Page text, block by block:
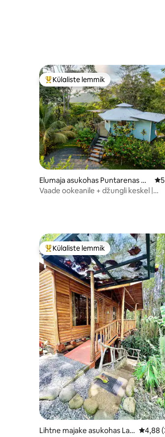
Külaliste suur lemmik
Külaliste lemmik
Elumaja asukohas Puntarenas Do
minicalito
Vaade ookeanile + džungli keskel |
Külaliste suur lemmik
Külaliste lemmik
Lihtne majake asukohas La F
4,88